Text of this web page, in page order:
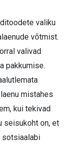
valiku
võtmist.
valivad
pakkumise.
mistahes
kui tekivad
seisukoht on, et
sotsiaalabi